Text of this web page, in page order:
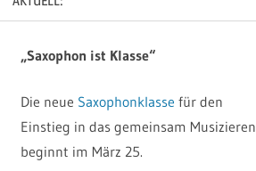
„Saxophon ist Klasse“
Die neue Saxophonklasse für den
Einstieg in das gemeinsam Musizieren
beginnt im März 25.